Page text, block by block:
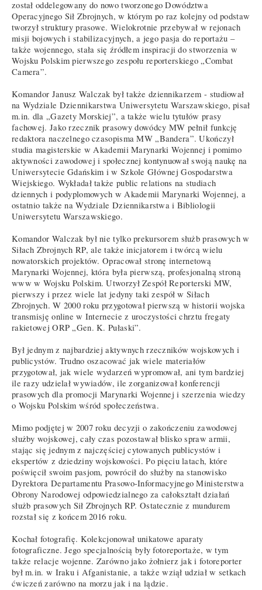
został oddelegowany do nowo tworzonego Dowództwa
Operacyjnego Sił Zbrojnych, w którym po raz kolejny od podstaw
tworzył struktury prasowe. Wielokrotnie przebywał w rejonach
misji bojowych i stabilizacyjnych, a jego pasja do reportażu –
także wojennego, stała się źródłem inspiracji do stworzenia w
Wojsku Polskim pierwszego zespołu reporterskiego „Combat
Camera”.
Komandor Janusz Walczak był także dziennikarzem - studiował
na Wydziale Dziennikarstwa Uniwersytetu Warszawskiego, pisał
m.in. dla „Gazety Morskiej”, a także wielu tytułów prasy
fachowej. Jako rzecznik prasowy dowódcy MW pełnił funkcję
redaktora naczelnego czasopisma MW „Bandera”. Ukończył
studia magisterskie w Akademii Marynarki Wojennej i pomimo
aktywności zawodowej i społecznej kontynuował swoją naukę na
Uniwersytecie Gdańskim i w Szkole Głównej Gospodarstwa
Wiejskiego. Wykładał także public relations na studiach
dziennych i podyplomowych w Akademii Marynarki Wojennej, a
ostatnio także na Wydziale Dziennikarstwa i Bibliologii
Uniwersytetu Warszawskiego.
Komandor Walczak był nie tylko prekursorem służb prasowych w
Siłach Zbrojnych RP, ale także inicjatorem i twórcą wielu
nowatorskich projektów. Opracował stronę internetową
Marynarki Wojennej, która była pierwszą, profesjonalną stroną
www w Wojsku Polskim. Utworzył Zespół Reporterski MW,
pierwszy i przez wiele lat jedyny taki zespół w Siłach
Zbrojnych. W 2000 roku przygotował pierwszą w historii wojska
transmisję online w Internecie z uroczystości chrztu fregaty
rakietowej ORP „Gen. K. Pułaski”.
Był jednym z najbardziej aktywnych rzeczników wojskowych i
publicystów. Trudno oszacować jak wiele materiałów
przygotował, jak wiele wydarzeń wypromował, ani tym bardziej
ile razy udzielał wywiadów, ile zorganizował konferencji
prasowych dla promocji Marynarki Wojennej i szerzenia wiedzy
o Wojsku Polskim wśród społeczeństwa.
Mimo podjętej w 2007 roku decyzji o zakończeniu zawodowej
służby wojskowej, cały czas pozostawał blisko spraw armii,
stając się jednym z najczęściej cytowanych publicystów i
ekspertów z dziedziny wojskowości. Po pięciu latach, które
poświęcił swoim pasjom, powrócił do służby na stanowisko
Dyrektora Departamentu Prasowo-Informacyjnego Ministerstwa
Obrony Narodowej odpowiedzialnego za całokształt działań
służb prasowych Sił Zbrojnych RP. Ostatecznie z mundurem
rozstał się z końcem 2016 roku.
Kochał fotografię. Kolekcjonował unikatowe aparaty
fotograficzne. Jego specjalnością były fotoreportaże, w tym
także relacje wojenne. Zarówno jako żołnierz jak i fotoreporter
był m.in. w Iraku i Afganistanie, a także wziął udział w setkach
ćwiczeń zarówno na morzu jak i na lądzie.